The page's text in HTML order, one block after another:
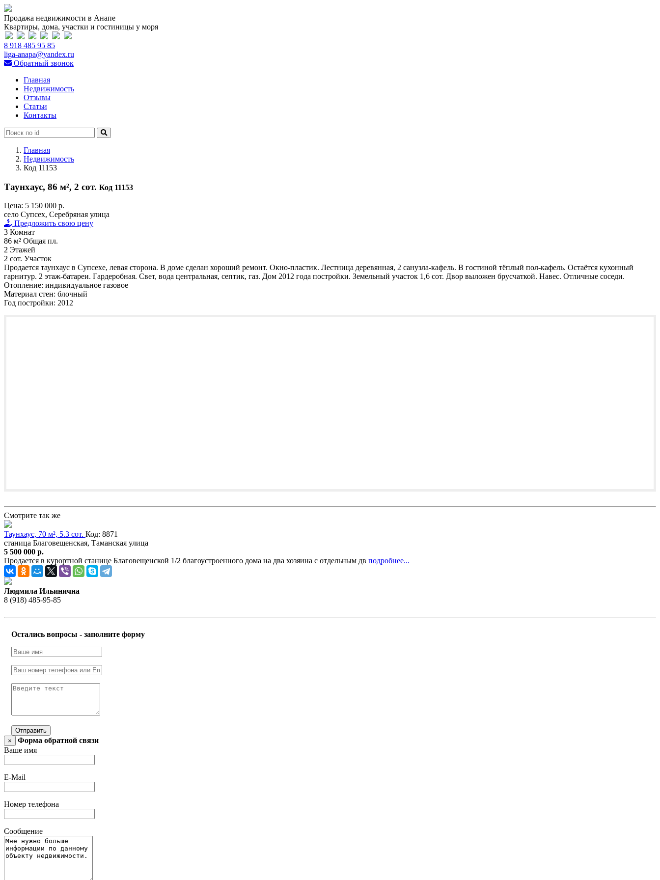
Продажа недвижимости в Анапе
Квартиры, дома, участки и гостиницы у моря
8 918 485 95 85
liga-anapa@yandex.ru
Обратный звонок
Главная
Недвижимость
Отзывы
Статьи
Контакты
Главная
Недвижимость
Код 11153
Таунхаус, 86 м², 2 сот. Код 11153
Цена: 5 150 000 р.
село Супсех, Серебряная улица
Предложить свою цену
3 Комнат
86 м² Общая пл.
2 Этажей
2 сот. Участок
Продается таунхаус в Супсехе, левая сторона. В доме сделан хороший ремонт. Окно-пластик. Лестница деревянная, 2 санузла-кафель. В гостиной тёплый пол-кафель. Остаётся кухонный
гарнитур. 2 этаж-батареи. Гардеробная. Свет, вода центральная, септик, газ. Дом 2012 года постройки. Земельный участок 1,6 сот. Двор выложен брусчаткой. Навес. Отличные соседи.
Отопление: индивидуальное газовое
Материал стен: блочный
Год постройки: 2012
Смотрите так же
Таунхаус, 70 м², 5.3 сот. Код: 8871
станица Благовещенская, Таманская улица
5 500 000 р.
Продается в курортной станице Благовещенской 1/2 благоустроенного дома на два хозяина с отдельным дв подробнее...
Людмила Ильинична
8 (918) 485-95-85
Остались вопросы - заполните форму
Отправить
×
Форма обратной связи
Ваше имя
E-Mail
Номер телефона
Сообщение